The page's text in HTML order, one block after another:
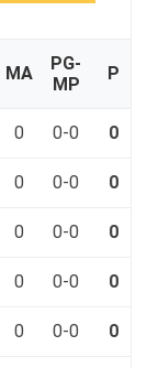
MA
PG-
MP
P
0 0-0 0
0 0-0 0
0 0-0 0
0 0-0 0
0 0-0 0